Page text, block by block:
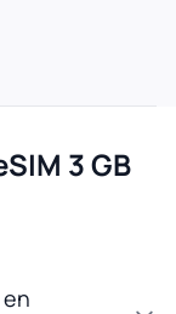
3 GB